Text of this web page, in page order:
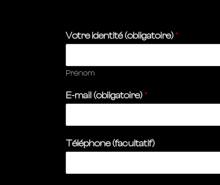
Votre identité (obligatoire)*
Prénom
E-mail (obligatoire)*
Téléphone (facultatif)